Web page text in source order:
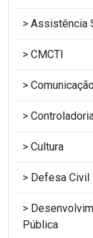
Assistência
CMCTI
Cultura
Defesa Civil
Pública